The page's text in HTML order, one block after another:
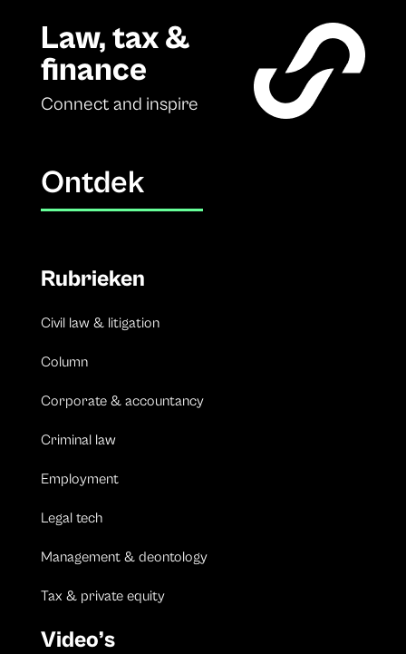
Law, tax &
finance
Connect and inspire
Ontdek
Rubrieken
Civil law & litigation
Column
Corporate & accountancy
Criminal law
Employment
Legal tech
Management & deontology
Tax & private equity
Video’s